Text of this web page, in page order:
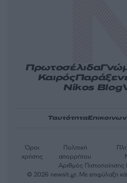
Πρωτοσέλιδα
Καιρός
Nikos Blog
Ταυτότητα
Αριθμός
Όροι
χρήσης
Πολιτική
απορρήτου
© 2026 newsit.gr. Με επιφύλαξη